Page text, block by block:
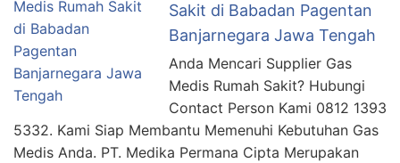
Sakit di Babadan Pagentan
Banjarnegara Jawa Tengah
Anda Mencari Supplier Gas
Medis Rumah Sakit? Hubungi
Contact Person Kami 0812 1393
5332. Kami Siap Membantu Memenuhi Kebutuhan Gas
Medis Anda. PT. Medika Permana Cipta Merupakan